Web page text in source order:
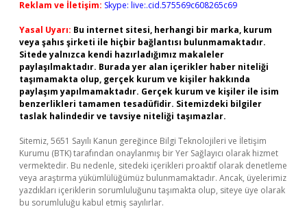
Reklam ve İletişim: Skype: live:.cid.575569c608265c69
Yasal Uyarı: Bu internet sitesi, herhangi bir marka, kurum
veya şahıs şirketi ile hiçbir bağlantısı bulunmamaktadır.
Sitede yalnızca kendi hazırladığımız makaleler
paylaşılmaktadır. Burada yer alan içerikler haber niteliği
taşımamakta olup, gerçek kurum ve kişiler hakkında
paylaşım yapılmamaktadır. Gerçek kurum ve kişiler ile isim
benzerlikleri tamamen tesadüfidir. Sitemizdeki bilgiler
taslak halindedir ve tavsiye niteliği taşımazlar.
Sitemiz, 5651 Sayılı Kanun gereğince Bilgi Teknolojileri ve İletişim
Kurumu (BTK) tarafından onaylanmış bir Yer Sağlayıcı olarak hizmet
vermektedir. Bu nedenle, sitedeki içerikleri proaktif olarak denetleme
veya araştırma yükümlülüğümüz bulunmamaktadır. Ancak, üyelerimiz
yazdıkları içeriklerin sorumluluğunu taşımakta olup, siteye üye olarak
bu sorumluluğu kabul etmiş sayılırlar.